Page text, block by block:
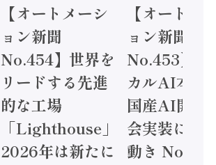
【オートメーシ
ョン新聞
No.454】世界を
リードする先進
的な工場
「Lighthouse」
2026年は新たに
【オートメ
ョン新聞
No.453】フ
カルAI本格
国産AI開発
会実装に活
動き